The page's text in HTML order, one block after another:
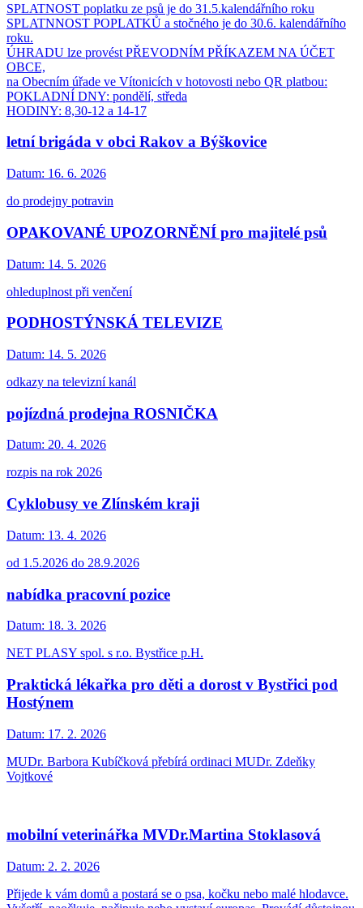
SPLATNOST poplatku ze psů je do 31.5.kalendářního roku
SPLATNNOST POPLATKŮ a stočného je do 30.6. kalendářního
roku.
ÚHRADU lze provést PŘEVODNÍM PŘÍKAZEM NA ÚČET
OBCE,
na Obecním úřade ve Vítonicích v hotovosti nebo QR platbou:
POKLADNÍ DNY: pondělí, středa
HODINY: 8,30-12 a 14-17
letní brigáda v obci Rakov a Býškovice
Datum: 16. 6. 2026
do prodejny potravin
OPAKOVANÉ UPOZORNĚNÍ pro majitelé psů
Datum: 14. 5. 2026
ohleduplnost při venčení
PODHOSTÝNSKÁ TELEVIZE
Datum: 14. 5. 2026
odkazy na televizní kanál
pojízdná prodejna ROSNIČKA
Datum: 20. 4. 2026
rozpis na rok 2026
Cyklobusy ve Zlínském kraji
Datum: 13. 4. 2026
od 1.5.2026 do 28.9.2026
nabídka pracovní pozice
Datum: 18. 3. 2026
NET PLASY spol. s r.o. Bystřice p.H.
Praktická lékařka pro děti a dorost v Bystřici pod
Hostýnem
Datum: 17. 2. 2026
MUDr. Barbora Kubíčková přebírá ordinaci MUDr. Zdeňky
Vojtkové
mobilní veterinářka MVDr.Martina Stoklasová
Datum: 2. 2. 2026
Přijede k vám domů a postará se o psa, kočku nebo malé hlodavce.